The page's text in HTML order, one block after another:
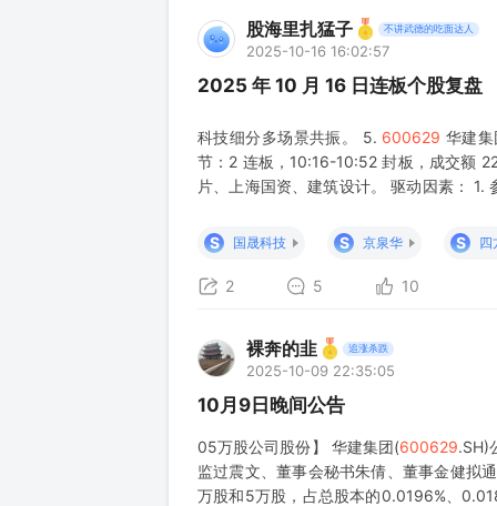
股海里扎猛子 不讲武德的吃面达人
2025-10-16 16:02:57
2025 年 10 月 16 日连板个股复盘
科技细分多场景共振。 5. 600629 华建
节：2 连板，10:16-10:52 封板，成交额
片、上海国资、建筑设计。 驱动因素：
S
国晟科技 S 京泉华 S 四
2 5 10
裸奔的韭 追涨杀跌
2025-10-09 22:35:05
10月9日晚间公告
05万股公司股份】 华建集团(600629.SH)
监过震文、董事会秘书朱倩、董事金健拟
万股和5万股，占总股本的0.0196%、